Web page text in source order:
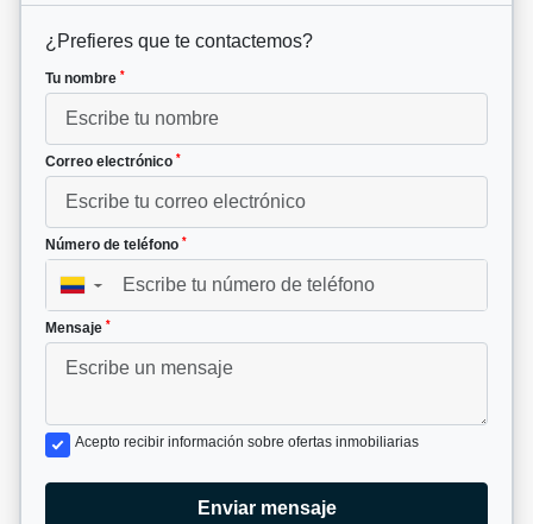
¿Prefieres que te contactemos?
Tu nombre *
Correo electrónico *
Número de teléfono *
▼
Mensaje *
Acepto recibir información sobre ofertas inmobiliarias
Enviar mensaje